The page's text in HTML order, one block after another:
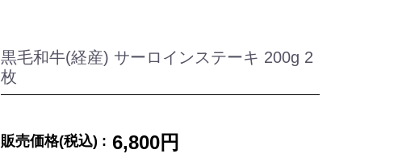
黒毛和牛(経産) サーロインステーキ 200g 2
枚
販売価格(税込) : 6,800円